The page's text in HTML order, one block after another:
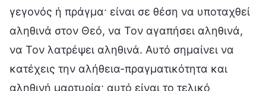
γεγονός ή πράγμα· είναι σε θέση να υποταχθεί
αληθινά στον Θεό, να Τον αγαπήσει αληθινά,
να Τον λατρέψει αληθινά. Αυτό σημαίνει να
κατέχεις την αλήθεια-πραγματικότητα και
αληθινή μαρτυρία· αυτό είναι το τελικό